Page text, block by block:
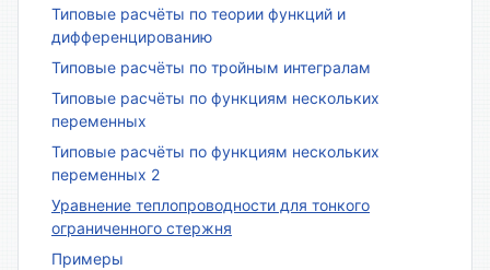
Типовые расчёты по теории функций и
дифференцированию
Типовые расчёты по тройным интегралам
Типовые расчёты по функциям нескольких
переменных
Типовые расчёты по функциям нескольких
переменных 2
Уравнение теплопроводности для тонкого
ограниченного стержня
Примеры